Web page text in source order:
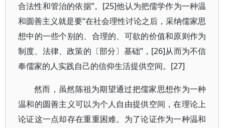
合法性和管治的依据”。[25]他认为把儒学作为一种温
和圆善主义就是要“在社会理性讨论之后，采纳儒家思
想中的一些个别的、合理的、可欲的价值和原则作为
制度、法律、政策的〔部分〕基础”，[26]从而为不信
奉儒家的人实践自己的信仰生活提供空间。[27]
然而，虽然陈祖为期望通过把儒家思想作为一种
温和的圆善主义可以为个人自由提供空间，在理论上
论证这一点却存在重重困难。为了论证作为一种温和